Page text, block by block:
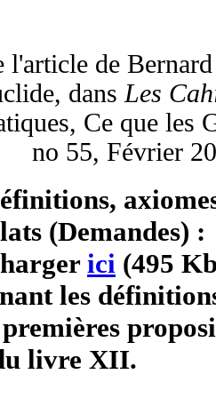
l'article de
dans Les
Ce que les
no 55, Février
(Demandes) :
ici (495
les
premières
livre XII.